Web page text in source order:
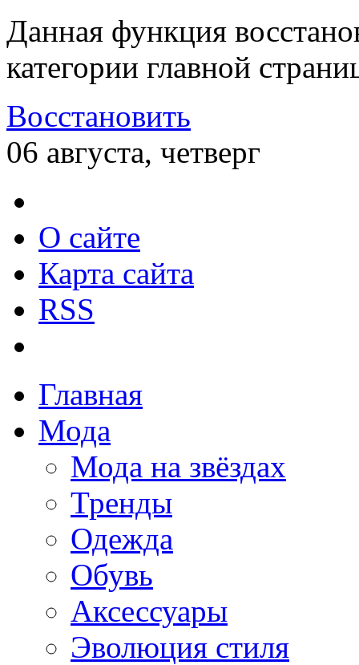
Данная функция
категории главной
Восстановить
06 августа, четверг
О сайте
Карта сайта
RSS
Главная
Мода
Мода на звёздах
Тренды
Одежда
Обувь
Аксессуары
Эволюция стиля